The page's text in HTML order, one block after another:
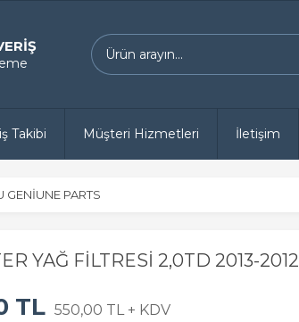
Takibi Müşteri Hizmetleri İletişim
GENİUNE PARTS
YAĞ FİLTRESİ 2,0TD 2013-2012
TL 550,00 TL + KDV